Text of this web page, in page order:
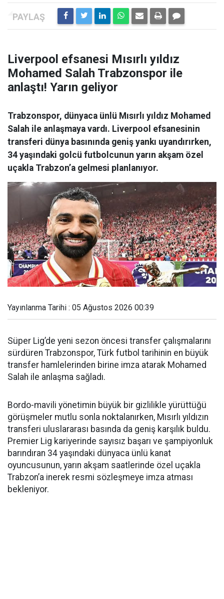
Liverpool efsanesi Mısırlı yıldız
Mohamed Salah Trabzonspor ile
anlaştı! Yarın geliyor
Trabzonspor, dünyaca ünlü Mısırlı yıldız Mohamed
Salah ile anlaşmaya vardı. Liverpool efsanesinin
transferi dünya basınında geniş yankı uyandırırken,
34 yaşındaki golcü futbolcunun yarın akşam özel
uçakla Trabzon’a gelmesi planlanıyor.
Yayınlanma Tarihi : 05 Ağustos 2026 00:39
Süper Lig’de yeni sezon öncesi transfer çalışmalarını
sürdüren Trabzonspor, Türk futbol tarihinin en büyük
transfer hamlelerinden birine imza atarak Mohamed
Salah ile anlaşma sağladı.
Bordo-mavili yönetimin büyük bir gizlilikle yürüttüğü
görüşmeler mutlu sonla noktalanırken, Mısırlı yıldızın
transferi uluslararası basında da geniş karşılık buldu.
Premier Lig kariyerinde sayısız başarı ve şampiyonluk
barındıran 34 yaşındaki dünyaca ünlü kanat
oyuncusunun, yarın akşam saatlerinde özel uçakla
Trabzon’a inerek resmi sözleşmeye imza atması
bekleniyor.